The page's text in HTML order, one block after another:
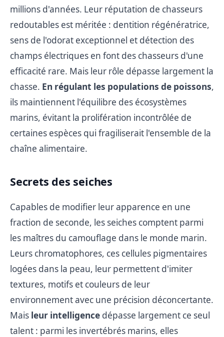
millions d'années. Leur réputation de chasseurs
redoutables est méritée : dentition régénératrice,
sens de l'odorat exceptionnel et détection des
champs électriques en font des chasseurs d'une
efficacité rare. Mais leur rôle dépasse largement la
chasse. En régulant les populations de poissons,
ils maintiennent l'équilibre des écosystèmes
marins, évitant la prolifération incontrôlée de
certaines espèces qui fragiliserait l'ensemble de la
chaîne alimentaire.
Secrets des seiches
Capables de modifier leur apparence en une
fraction de seconde, les seiches comptent parmi
les maîtres du camouflage dans le monde marin.
Leurs chromatophores, ces cellules pigmentaires
logées dans la peau, leur permettent d'imiter
textures, motifs et couleurs de leur
environnement avec une précision déconcertante.
Mais leur intelligence dépasse largement ce seul
talent : parmi les invertébrés marins, elles